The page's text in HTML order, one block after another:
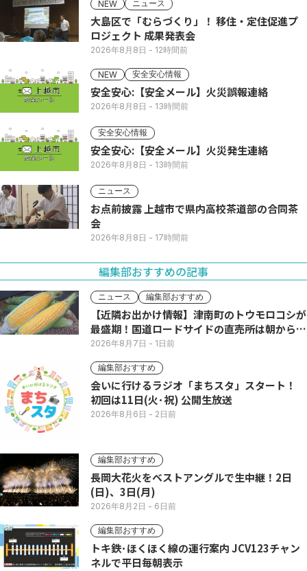
NEW ニュース
大島区で「むらづくり」！ 移住・定住促進プ
ロジェクト 成果発表会
2026年8月8日 - 12時間前
NEW 安全安心情報
安全安心:【安全メール】火災誤報連絡
2026年8月8日 - 13時間前
安全安心情報
安全安心:【安全メール】火災発生連絡
2026年8月8日 - 13時間前
ニュース
お点前披露 上越市で県内高校茶道部の合同茶
会
2026年8月8日 - 17時間前
編集部おすすめの記事
ニュース 編集部おすすめ
【近隣お出かけ情報】津南町のトウモロコシが
最盛期！国道ロードサイドの直売所は朝から長
い列
2026年8月7日 - 1日前
編集部おすすめ
会いに行けるラジオ「まちスタ」スタート！
初回は11日(火･祝) 公開生放送
2026年8月6日 - 2日前
編集部おすすめ
長岡大花火をベストアングルで生中継！2日
(日)、3日(月)
2026年8月2日 - 6日前
編集部おすすめ
トキ鉄･ほくほく線の運行案内 JCV123チャン
ネルで平日毎朝表示